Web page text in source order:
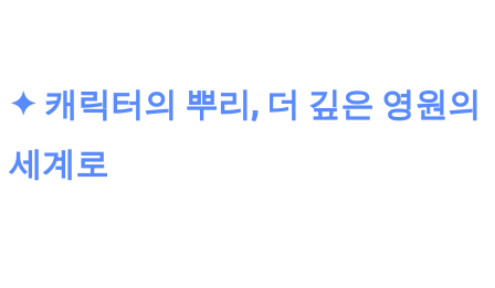
✦ 캐릭터의 뿌리, 더 깊은 영원의
세계로